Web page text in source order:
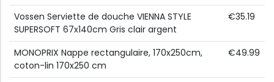
Vossen Serviette de douche VIENNA STYLE
SUPERSOFT 67x140cm Gris clair argent
€35.19
MONOPRIX Nappe rectangulaire, 170x250cm,
coton-lin 170x250 cm
€49.99